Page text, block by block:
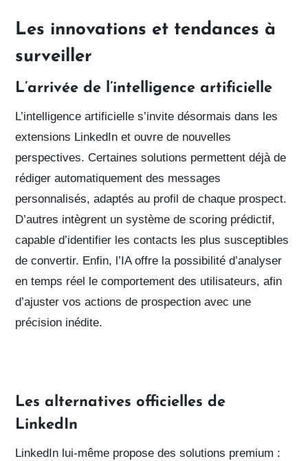
Les innovations et tendances à
surveiller
L’arrivée de l’intelligence artificielle
L’intelligence artificielle s’invite désormais dans les
extensions LinkedIn et ouvre de nouvelles
perspectives. Certaines solutions permettent déjà de
rédiger automatiquement des messages
personnalisés, adaptés au profil de chaque prospect.
D’autres intègrent unsystème de scoring prédictif,
capable d’identifier les contacts les plus susceptibles
de convertir. Enfin, l’IA offre la possibilité d’analyser
en temps réel le comportement des utilisateurs, afin
d’ajuster vos actions de prospection avec une
précision inédite.
Les alternatives officielles de
LinkedIn
LinkedIn lui-même propose des solutions premium :